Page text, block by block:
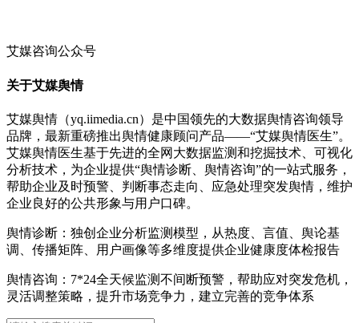
艾媒咨询公众号
关于艾媒舆情
艾媒舆情（yq.iimedia.cn）是中国领先的大数据舆情咨询领导
品牌，最新重磅推出舆情健康顾问产品——“艾媒舆情医生”。
艾媒舆情医生基于先进的全网大数据监测和挖掘技术、可视化
分析技术，为企业提供“舆情诊断、舆情咨询”的一站式服务，
帮助企业及时预警、判断事态走向、应急处理突发舆情，维护
企业良好的公共形象与用户口碑。
舆情诊断：独创企业分析监测模型，从热度、言值、舆论基
调、传播矩阵、用户画像等多维度提供企业健康度体检报告
舆情咨询：7*24全天候监测不间断预警，帮助应对突发危机，
灵活调整策略，提升市场竞争力，建立完善的竞争体系